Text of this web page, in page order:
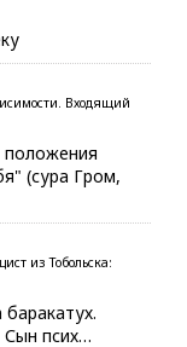
Входящий
положения
(сура Гром,
из Тобольска:
Сын псих…